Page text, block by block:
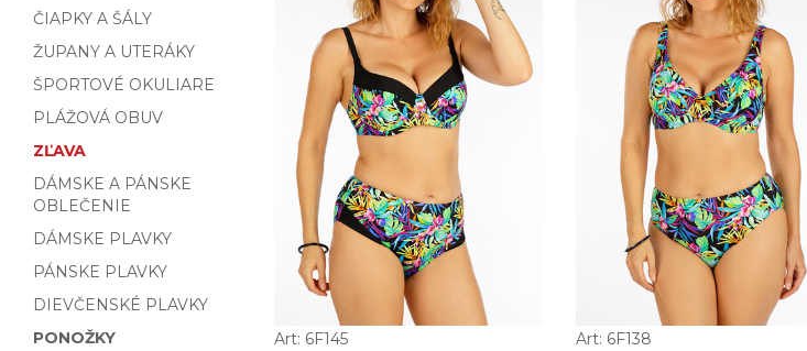
ČIAPKY A ŠÁLY
ŽUPANY A UTERÁKY
ŠPORTOVÉ OKULIARE
PLÁŽOVÁ OBUV
ZĽAVA
DÁMSKE A PÁNSKE
OBLEČENIE
DÁMSKE PLAVKY
PÁNSKE PLAVKY
DIEVČENSKÉ PLAVKY
PONOŽKY
Art: 6F145 Art: 6F138